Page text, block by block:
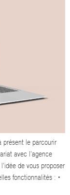
présent le parcourir
avec l’agence
de vous proposer
fonctionnalités : •